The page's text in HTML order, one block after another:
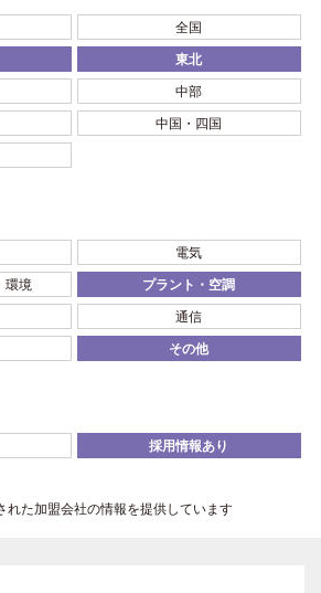
全国
東北
中部
中国・四国
電気
環境 プラント・空調
通信
その他
採用情報あり
れた加盟会社の情報を提供しています